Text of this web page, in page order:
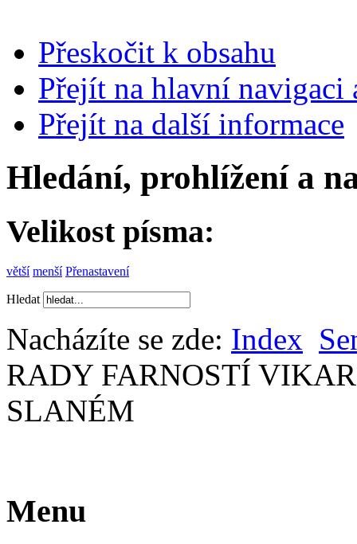
Přeskočit k obsahu
Přejít na hlavní navigaci
Přejít na další informace
Hledání, prohlížení a
Velikost písma:
větší menší Přenastavení
Hledat
Nacházíte se zde: Index
RADY FARNOSTÍ
SLANÉM
Menu